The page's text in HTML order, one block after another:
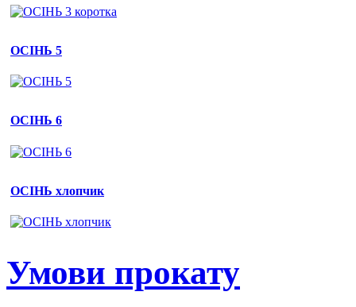
ОСІНЬ 5
ОСІНЬ 6
ОСІНЬ хлопчик
Умови прокату